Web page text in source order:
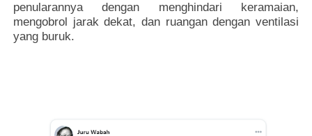
penularannya dengan menghindari keramaian,
mengobrol jarak dekat, dan ruangan dengan ventilasi
yang buruk.